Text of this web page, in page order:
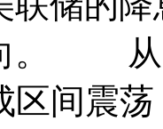
。 从
区间震